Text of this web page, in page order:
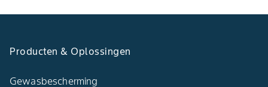
Producten & Oplossingen
Gewasbescherming